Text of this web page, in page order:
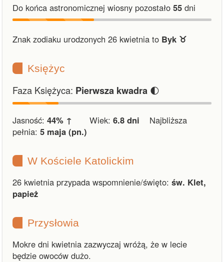
Do końca astronomicznej wiosny pozostało 55 dni
Znak zodiaku urodzonych 26 kwietnia to Byk ♉︎
Księżyc
Faza Księżyca: Pierwsza kwadra 🌓
Jasność: 44% ↑ Wiek: 6.8 dni Najbliższa
pełnia: 5 maja (pn.)
W Kościele Katolickim
26 kwietnia przypada wspomnienie/święto: św. Klet,
papież
Przysłowia
Mokre dni kwietnia zazwyczaj wróżą, że w lecie
będzie owoców dużo.